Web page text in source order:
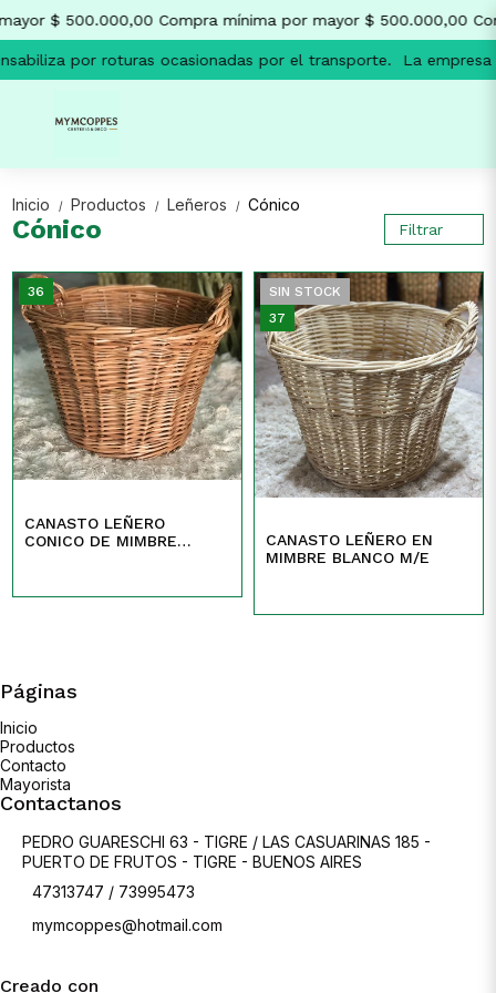
$ 500.000,00 Compra mínima por mayor $ 500.000,00
por roturas ocasionadas por el transporte. La
Inicio / Productos / Leñeros / Cónico
Cónico Filtrar
36
CANASTO LEÑERO
CONICO DE MIMBRE
SIN STOCK
37
CANASTO LEÑERO EN
MIMBRE BLANCO M/E
Páginas
Inicio
Productos
Contacto
Mayorista
Contactanos
PEDRO GUARESCHI 63 - TIGRE / LAS CASUARINAS 185 -
PUERTO DE FRUTOS - TIGRE - BUENOS AIRES
47313747 / 73995473
mymcoppes@hotmail.com
Creado con